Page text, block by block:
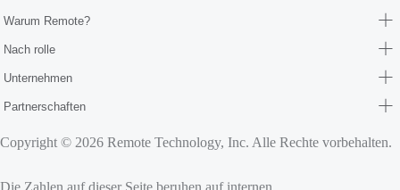
Warum Remote?
Nach rolle
Unternehmen
Partnerschaften
Copyright © 2026 Remote Technology, Inc. Alle Rechte vorbehalten.